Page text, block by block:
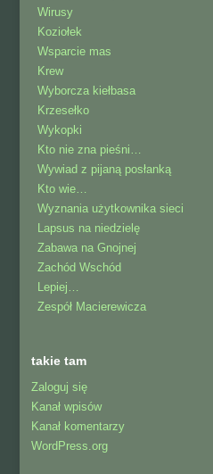
Wirusy
Koziołek
Wsparcie mas
Krew
Wyborcza kiełbasa
Krzesełko
Wykopki
Kto nie zna pieśni…
Wywiad z pijaną posłanką
Kto wie…
Wyznania użytkownika sieci
Lapsus na niedzielę
Zabawa na Gnojnej
Zachód Wschód
Lepiej…
Zespół Macierewicza
takie tam
Zaloguj się
Kanał wpisów
Kanał komentarzy
WordPress.org